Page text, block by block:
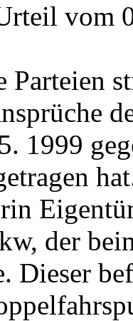
vom
Parteien
1999
der
Dieser